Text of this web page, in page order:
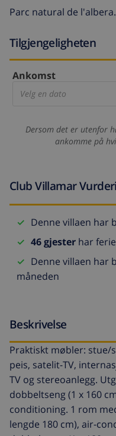
Parc natural de l'albera.
Tilgjengeligheten
Ankomst
Velg en dato
Dersom det er utenfor
ankomme på
Club Villamar
Denne villaen har
46 gjester har
Denne villaen har
måneden
Beskrivelse
Praktiskt møbler: stue/
peis, satelit-TV,
TV og stereoanlegg.
dobbeltseng (1 x 160
conditioning. 1 rom
lengde 180 cm), air-